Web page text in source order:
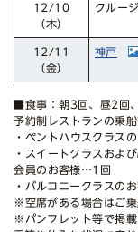
12/10
（木）
クルー
12/11
（金）
神戸
■食事：朝3回、昼2回
予約制レストランの乗
・ペントハウスクラス
・スイートクラスおよ
会員のお客様…1回
・バルコニークラスの
※空席がある場合はご乗
※パンフレット等で掲載